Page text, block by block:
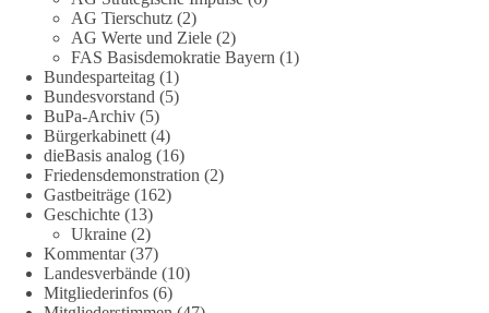
9 21
DieBasis
1 Tag zuvor
🕊 dieBasis Friedensdemo inklusive Umzug
Lasst uns gemeinsam die Kriege in der Ukraine und in Gaza
stoppen!
📅 Wann: Samstag, 29.08.2026, ab 14 Uhr
📍 Wo: Hannover, Opernplatz
ℹ️ Versammlung von dieBasis
AG Tierschutz (2)
AG Werte und Ziele (2)
FAS Basisdemokratie Bayern (1)
Bundesparteitag (1)
Bundesvorstand (5)
BuPa-Archiv (5)
Bürgerkabinett (4)
dieBasis analog (16)
Friedensdemonstration (2)
Gastbeiträge (162)
Geschichte (13)
Ukraine (2)
Kommentar(37)
Landesverbände (10)
Mitgliederinfos (6)